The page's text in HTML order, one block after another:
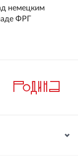
немецким
ФРГ